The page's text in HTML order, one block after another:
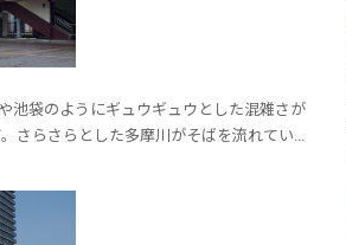
袋のようにギュウギュウとした混雑さが
さらさらとした多摩川がそばを流れてい
わいする昭和記念公園もあり、まさに森と
の数や面積が多いこと...